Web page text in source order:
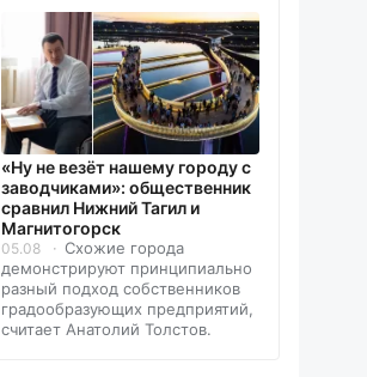
«Ну не везёт нашему городу с
заводчиками»: общественник
сравнил Нижний Тагил и
Магнитогорск
05.08
Схожие города
демонстрируют принципиально
разный подход собственников
градообразующих предприятий,
считает Анатолий Толстов.